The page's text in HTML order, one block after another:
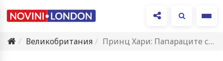
Великобритания
Принц Хари: Папараците снимаха майка ми, вместо да помогнат